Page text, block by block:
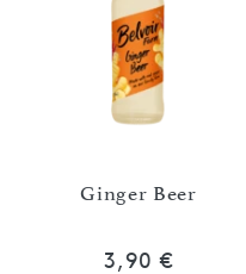
Ginger Beer
3,90 €